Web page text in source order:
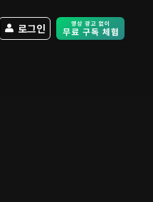
로그인 Free Trial -